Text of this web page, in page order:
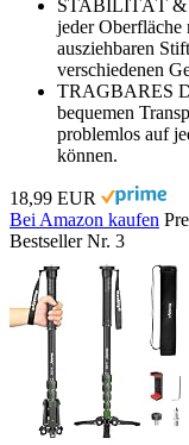
STABILITÄT &
jeder Oberfläche
ausziehbaren
verschiedenen
TRAGBARES
bequemen
problemlos auf
können.
18,99 EUR
Bei Amazon kaufen
Bestseller Nr. 3